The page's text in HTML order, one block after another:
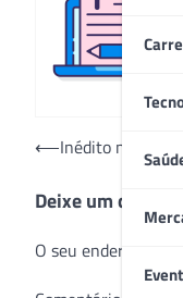
Navegação
Post
⟵Inédito no
Deixe um
O seu endereço de